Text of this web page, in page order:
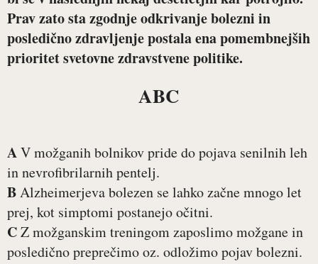
Prav zato sta zgodnje odkrivanje bolezni in
posledično zdravljenje postala ena pomembnejših
prioritet svetovne zdravstvene politike.
ABC
AV možganih bolnikov pride do pojava senilnih leh
in nevrofibrilarnih pentelj.
BAlzheimerjeva bolezen se lahko začne mnogo let
prej, kot simptomi postanejo očitni.
CZ možganskim treningom zaposlimo možgane in
posledično preprečimo oz. odložimo pojav bolezni.